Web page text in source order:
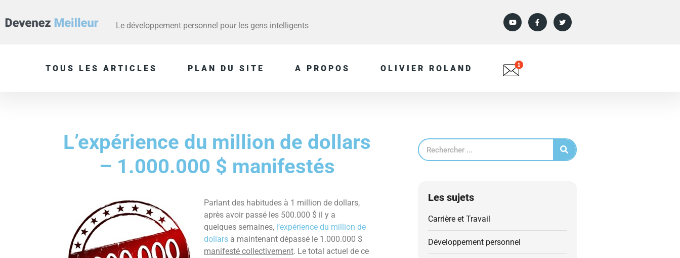
Le développement personnel pour les gens intelligents
TOUS LES ARTICLES PLAN DU SITE A PROPOS OLIVIER ROLAND
L’expérience du million de dollars
– 1.000.000 $ manifestés
Parlant des habitudes à 1 million de dollars,
après avoir passé les 500.000 $ il y a
quelques semaines, l’expérience du million de
dollars a maintenant dépassé le 1.000.000 $
manifesté collectivement. Le total actuel de ce
Les sujets
Carrière et Travail
Développement personnel